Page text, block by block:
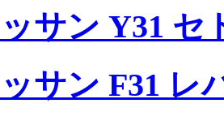
サン Y31 セ
サン F31 レ